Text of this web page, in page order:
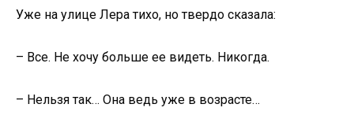
Уже на улице Лера тихо, но твердо сказала:
– Все. Не хочу больше ее видеть. Никогда.
– Нельзя так… Она ведь уже в возрасте…